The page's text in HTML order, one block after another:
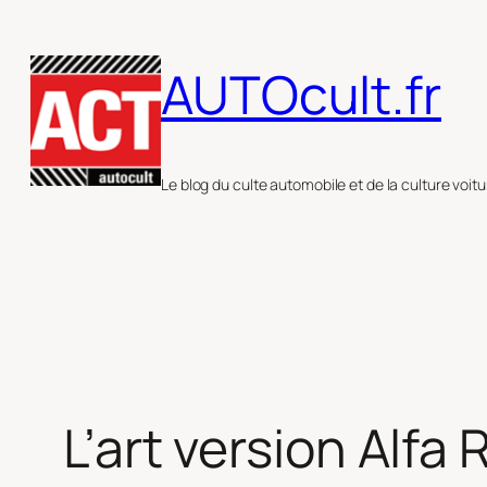
au
contenu
AUTOcult.fr
Le blog du culte automobile et de la culture
L’art version Alfa